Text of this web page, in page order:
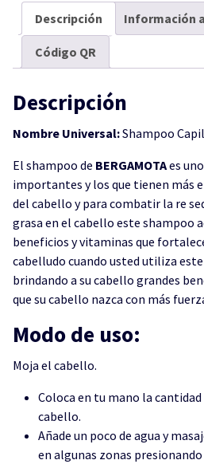
Descripción Información
Código QR
Descripción
Nombre Universal:Shampoo
El shampoo de BERGAMOTAes
importantes y los que tienen más
del cabello y para combatir la re
grasa en el cabello este shampoo
beneficios y vitaminas que
cabelludo cuando usted utiliza
brindando a su cabello grandes
que su cabello nazca con más
Modo de uso:
Moja el cabello.
Coloca en tu mano la
cabello.
Añade un poco de agua y
en algunas zonas